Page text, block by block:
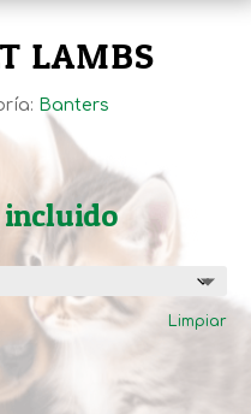
LAMBS
Banters
incluido
Limpiar